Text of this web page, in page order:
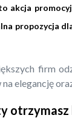
akcja
propozycja
firm
elegancję